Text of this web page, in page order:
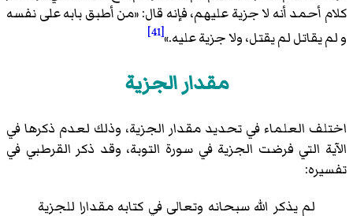
كلام أحمد أنه لا جزية عليهم، فإنه قال: «من أطبق بابه على نفسه
و لم يقاتل لم يقتل، ولا جزية عليه.»
[41]
مقدار الجزية
اختلف العلماء في تحديد مقدار الجزية، وذلك لعدم ذكرها في
الآية التي فرضت الجزية في سورة التوبة، وقد ذكر القرطبي في
تفسيره:
لم يذكر الله سبحانه وتعالى في كتابه مقدارا للجزية